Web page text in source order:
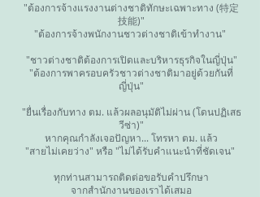
"ต้องการจ้างแรงงานต่างชาติทักษะเฉพาะทาง (特定
技能)"
"ต้องการจ้างพนักงานชาวต่างชาติเข้าทำงาน" ​​​
"ชาวต่างชาติต้องการเปิดและบริหารธุรกิจในญี่ปุ่น"
"ต้องการพาครอบครัวชาวต่างชาติมาอยู่ด้วยกันที่
ญี่ปุ่น"
"ยื่นเรื่องกับทาง ตม. แล้วผลอนุมัติไม่ผ่าน (โดนปฏิเสธ
วีซ่า)"
หากคุณกำลังเจอปัญหา... โทรหา ตม. แล้ว
"สายไม่เคยว่าง" หรือ "ไม่ได้รับคำแนะนำที่ชัดเจน" ​
ทุกท่านสามารถติดต่อขอรับคำปรึกษา
จากสำนักงานของเราได้เสมอ